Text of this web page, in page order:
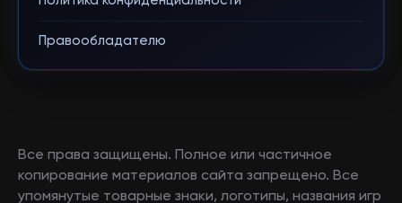
Правообладателю
Все права защищены. Полное или частичное
копирование материалов сайта запрещено. Все
упомянутые товарные знаки, логотипы, названия игр